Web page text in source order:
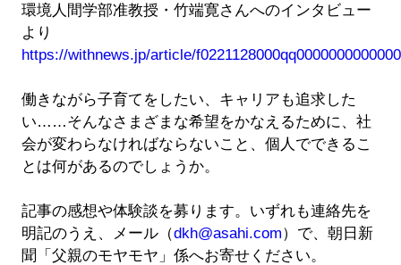
環境人間学部准教授・竹端寛さんへのインタビュー
より
https://withnews.jp/article/
働きながら子育てをしたい、キャリアも追求した
い……そんなさまざまな希望をかなえるために、社
会が変わらなければならないこと、個人でできるこ
とは何があるのでしょうか。
記事の感想や体験談を募ります。いずれも連絡先を
明記のうえ、メール（dkh@asahi.com）で、朝日新
聞「父親のモヤモヤ」係へお寄せください。